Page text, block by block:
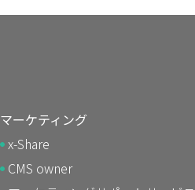
マーケティング
x-Share
CMS owner